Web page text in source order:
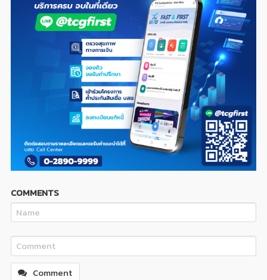
COMMENTS
Comment